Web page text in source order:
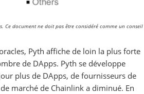
Ce document ne doit pas être considéré comme un conseil
Pyth affiche de loin la plus forte
de DApps. Pyth se développe
plus de DApps, de fournisseurs de
marché de Chainlink a diminué. En